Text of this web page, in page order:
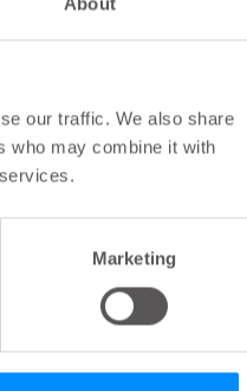
our traffic. We also share
who may combine it with
Marketing